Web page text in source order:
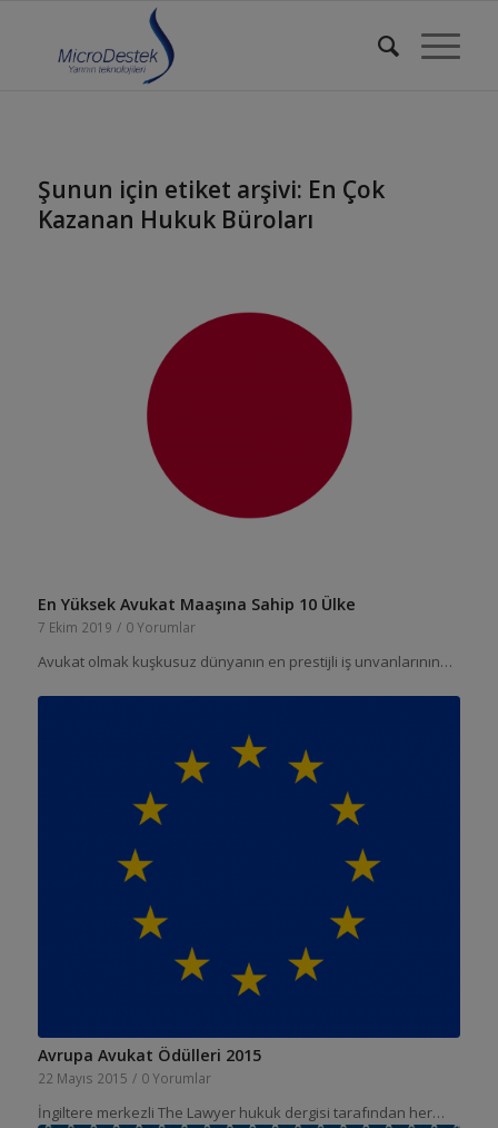
Şunun için etiket arşivi: En Çok
Kazanan Hukuk Büroları
En Yüksek Avukat Maaşına Sahip 10 Ülke
7 Ekim 2019 / 0 Yorumlar
Avukat olmak kuşkusuz dünyanın en prestijli iş unvanlarının…
Avrupa Avukat Ödülleri 2015
22 Mayıs 2015 / 0 Yorumlar
İngiltere merkezli The Lawyer hukuk dergisi tarafından her…